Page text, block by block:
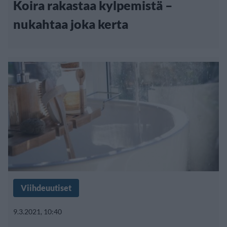
Koira rakastaa kylpemistä –
nukahtaa joka kerta
Viihdeuutiset
9.3.2021, 10:40